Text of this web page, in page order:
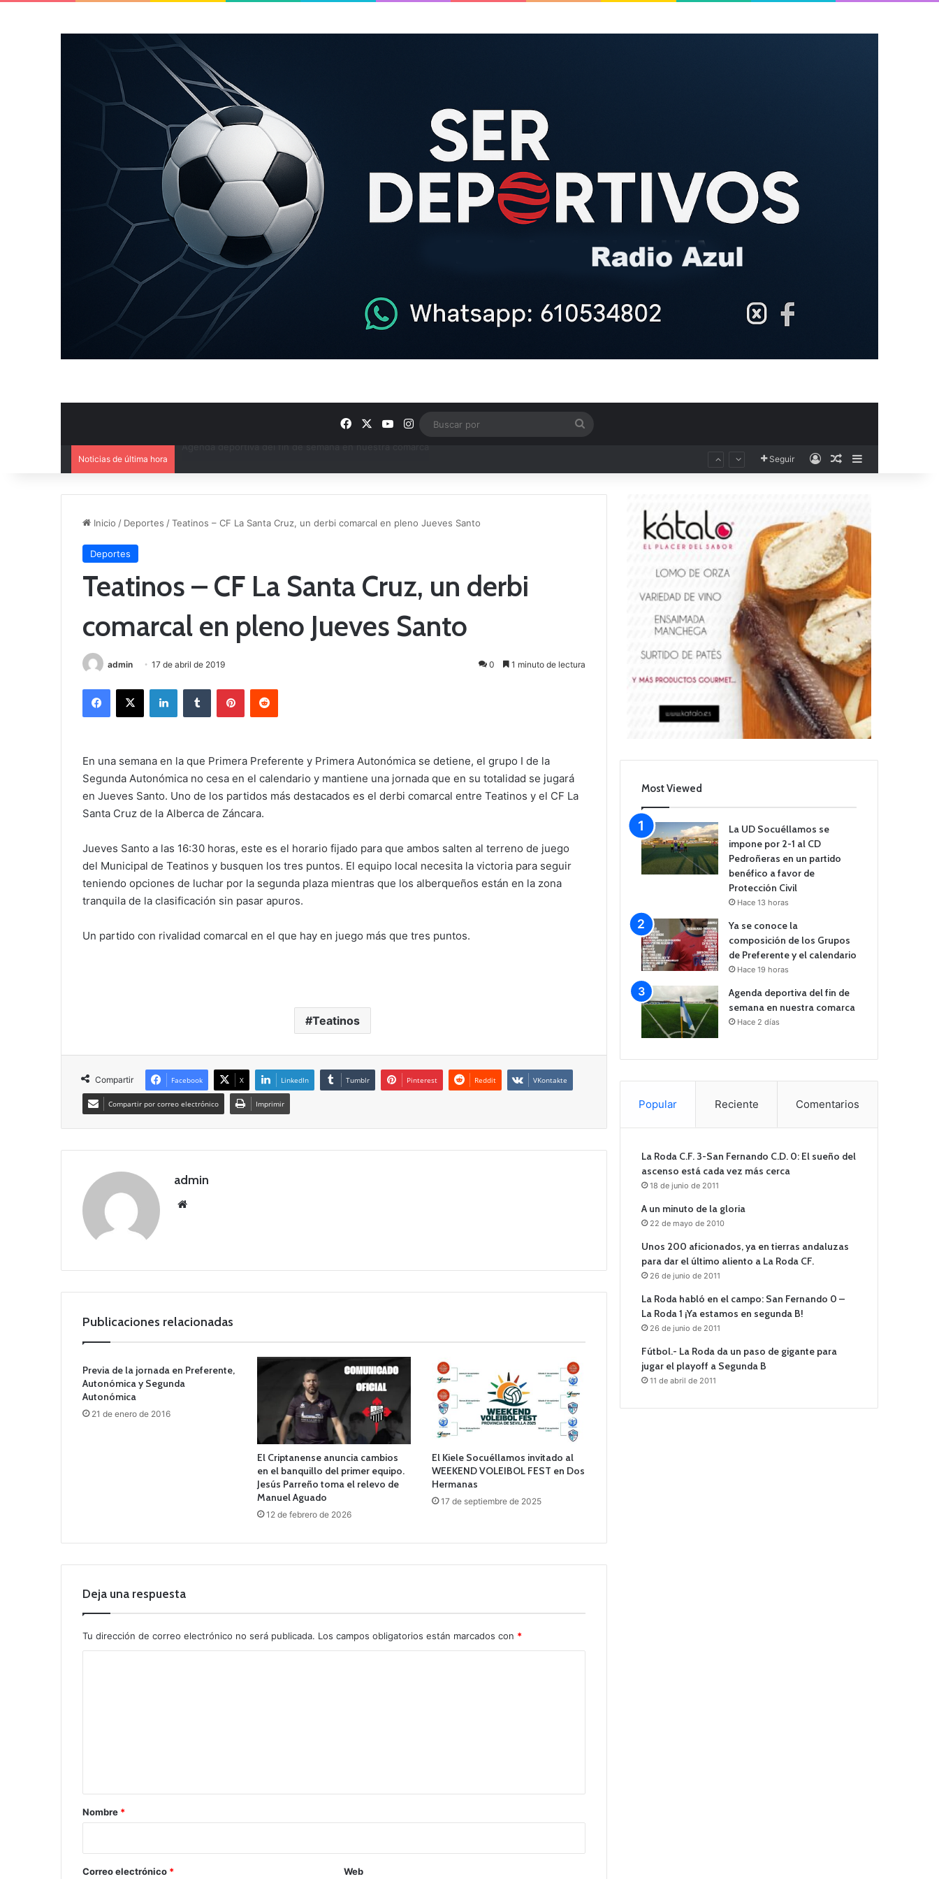
FacebookYouTube
Instagram
Noticias de última hora Seguir AccesoPublicación al
Inicio / Deportes /Teatinos – CF La Santa Cruz, un derbi comarcal en pleno Jueves Santo
Deportes
Teatinos – CF La Santa Cruz, un derbi
comarcal en pleno Jueves Santo
admin 17 de abril de 2019 0 1 minuto de lectura
En una semana en la que Primera Preferente y Primera Autonómica se detiene, el grupo I de la
Segunda Autonómica no cesa en el calendario y mantiene una jornada que en su totalidad se jugará
en Jueves Santo. Uno de los partidos más destacados es el derbi comarcal entre Teatinos y el CF La
Santa Cruz de la Alberca de Záncara.
Jueves Santo a las 16:30 horas, este es el horario fijado para que ambos salten al terreno de juego
del Municipal de Teatinos y busquen los tres puntos. El equipo local necesita la victoria para seguir
teniendo opciones de luchar por la segunda plaza mientras que los alberqueños están en la zona
tranquila de la clasificación sin pasar apuros.
Un partido con rivalidad comarcal en el que hay en juego más que tres puntos.
Teatinos
Compartir Facebook X LinkedIn Tumblr Pinterest Reddit VKontakte
Compartir por correo electrónico Imprimir
admin
Publicaciones relacionadas
Previa de la jornada en Preferente,
Autonómica y Segunda
Autonómica
21 de enero de 2016
El Criptanense anuncia cambios
en el banquillo del primer equipo.
Jesús Parreño toma el relevo de
Manuel Aguado
12 de febrero de 2026
El Kiele Socuéllamos invitado al
WEEKEND VOLEIBOL FEST en Dos
Hermanas
17 de septiembre de 2025
Deja una respuesta
Tu dirección de correo electrónico no será publicada. Los campos obligatorios están marcados con *
r
*
Nombre *
Correo electrónico * Web
Most Viewed
La UD Socuéllamos se
impone por 2-1 al CD
Pedroñeras en un partido
benéfico a favor de
Protección Civil
Hace 13 horas
Ya se conoce la
composición de los Grupos
de Preferente y el calendario
Hace 19 horas
Agenda deportiva del fin de
semana en nuestra comarca
Hace 2 días
Popular Reciente Comentarios
La Roda C.F. 3-San Fernando C.D. 0: El sueño del
ascenso está cada vez más cerca
18 de junio de 2011
A un minuto de la gloria
22 de mayo de 2010
Unos 200 aficionados, ya en tierras andaluzas
para dar el último aliento a La Roda CF.
26 de junio de 2011
La Roda habló en el campo: San Fernando 0 –
La Roda 1 ¡Ya estamos en segunda B!
26 de junio de 2011
Fútbol.- La Roda da un paso de gigante para
jugar el playoff a Segunda B
11 de abril de 2011